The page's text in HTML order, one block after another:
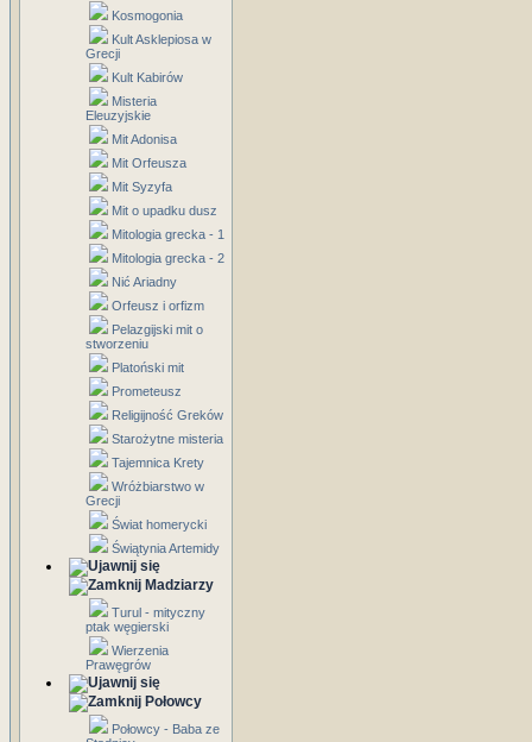
Kosmogonia
Kult Asklepiosa w
Grecji
Kult Kabirów
Misteria
Eleuzyjskie
Mit Adonisa
Mit Orfeusza
Mit Syzyfa
Mit o upadku dusz
Mitologia grecka - 1
Mitologia grecka - 2
Nić Ariadny
Orfeusz i orfizm
Pelazgijski mit o
stworzeniu
Platoński mit
Prometeusz
Religijność Greków
Starożytne misteria
Tajemnica Krety
Wróżbiarstwo w
Grecji
Świat homerycki
Świątynia Artemidy
Madziarzy
Turul - mityczny
ptak węgierski
Wierzenia
Prawęgrów
Połowcy
Połowcy - Baba ze